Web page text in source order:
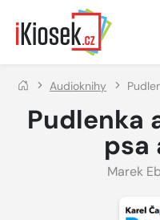
Přejít na hlavní obsah
Audioknihy
Pudlenka
psa
Marek